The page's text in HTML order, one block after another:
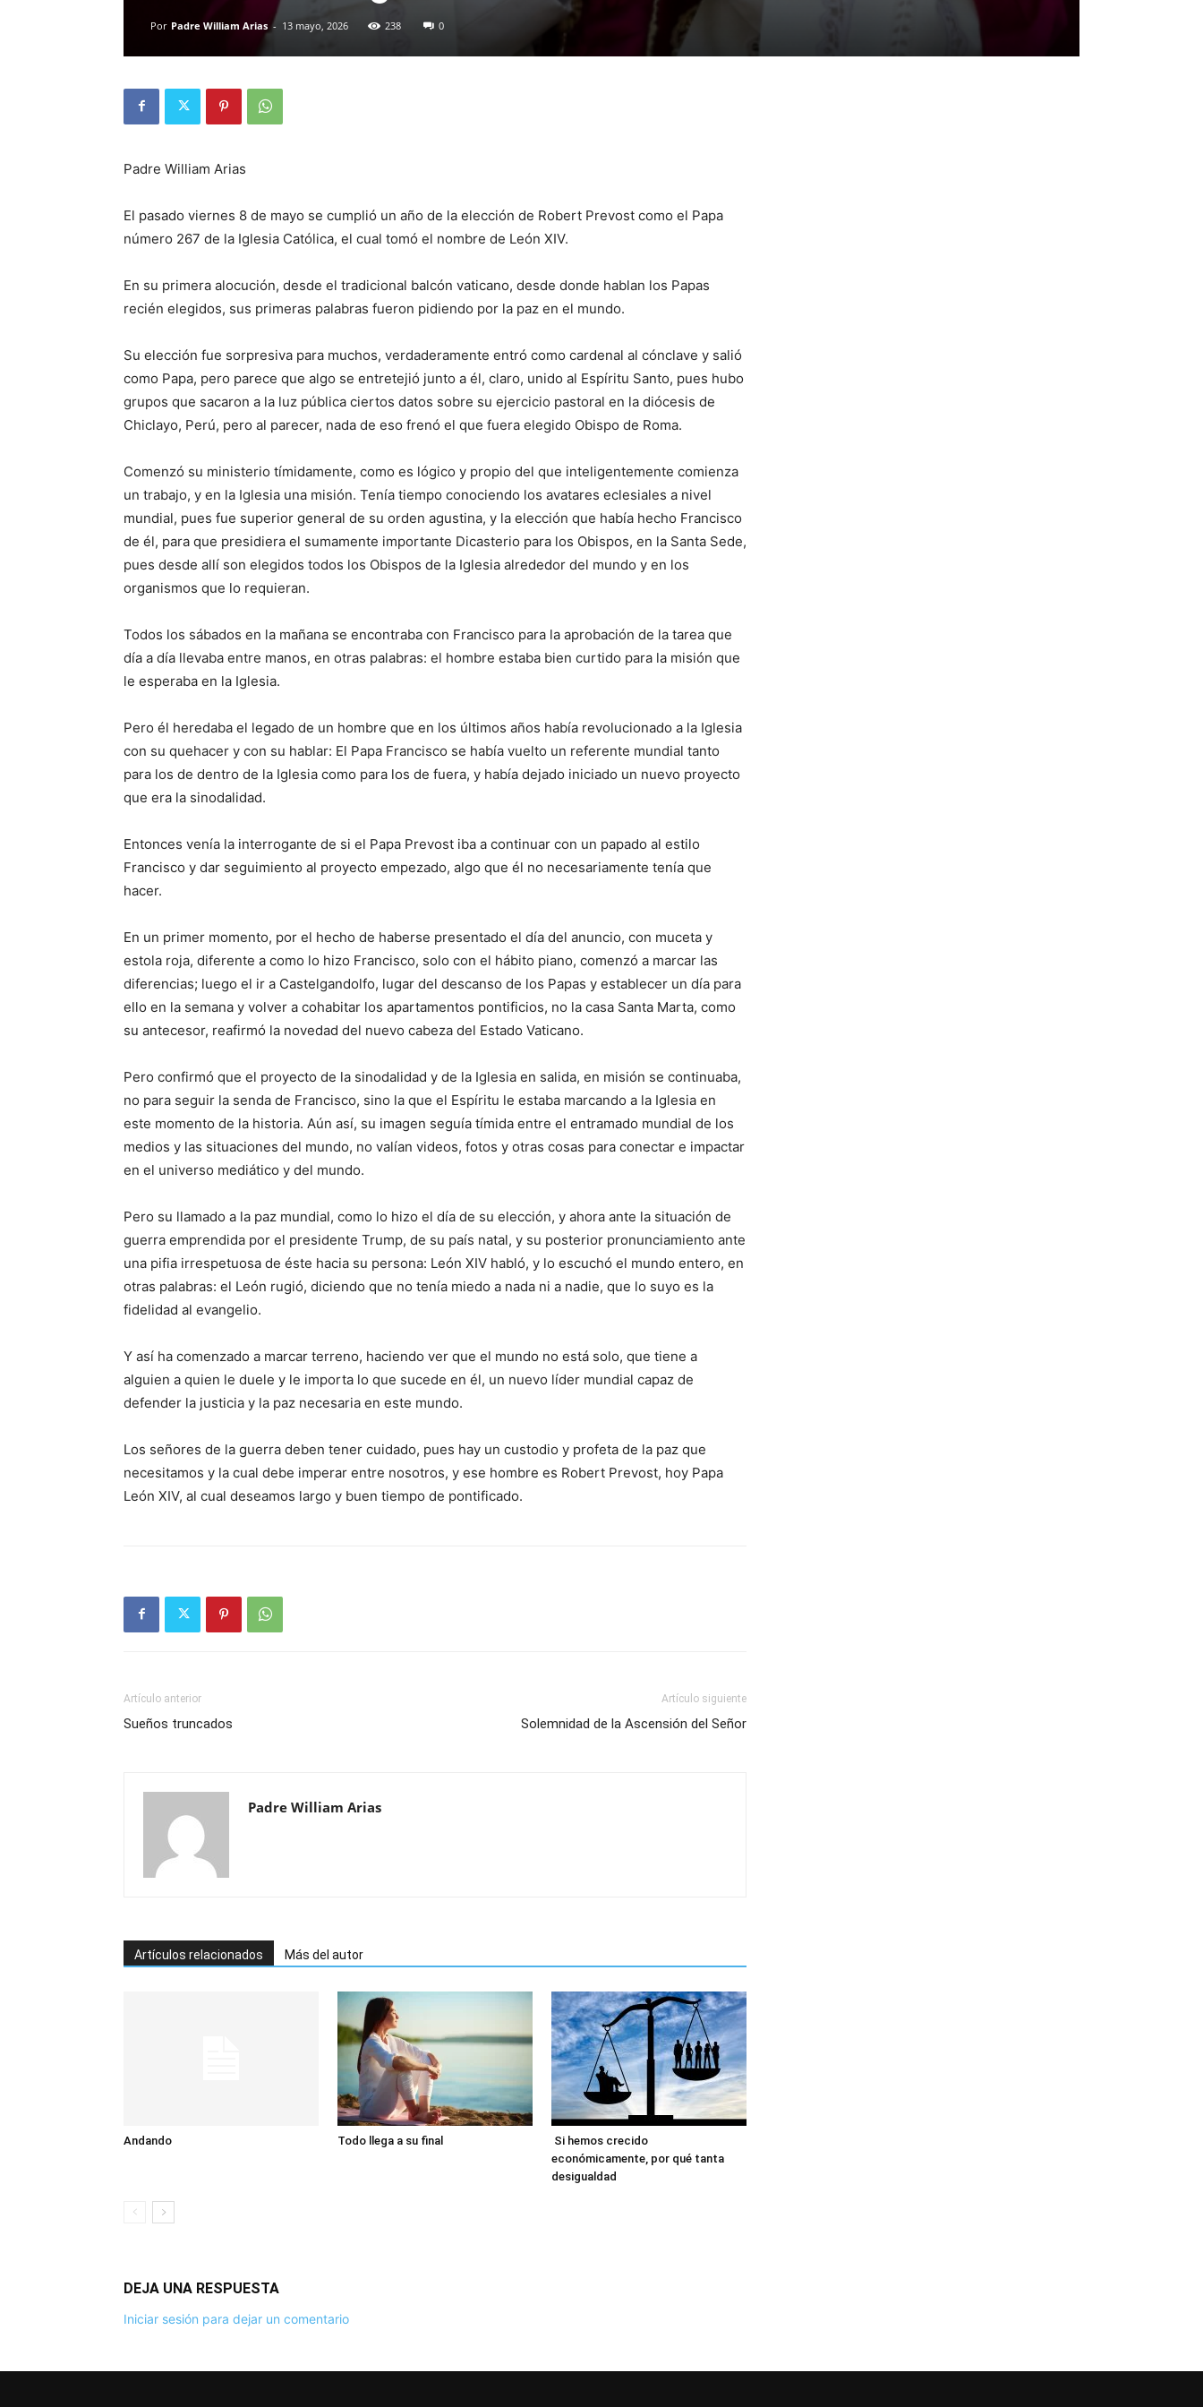
Por Padre William Arias - 13 mayo, 2026 238 0
Padre William Arias
El pasado viernes 8 de mayo se cumplió un año de la elección de Robert Prevost como el Papa
número 267 de la Iglesia Católica, el cual tomó el nombre de León XIV.
En su primera alocución, desde el tradicional balcón vaticano, desde donde hablan los Papas
recién elegidos, sus primeras palabras fueron pidiendo por la paz en el mundo.
Su elección fue sorpresiva para muchos, verdaderamente entró como cardenal al cónclave y salió
como Papa, pero parece que algo se entretejió junto a él, claro, unido al Espíritu Santo, pues hubo
grupos que sacaron a la luz pública ciertos datos sobre su ejercicio pastoral en la diócesis de
Chiclayo, Perú, pero al parecer, nada de eso frenó el que fuera elegido Obispo de Roma.
Comenzó su ministerio tímidamente, como es lógico y propio del que inteligentemente comienza
un trabajo, y en la Iglesia una misión. Tenía tiempo conociendo los avatares eclesiales a nivel
mundial, pues fue superior general de su orden agustina, y la elección que había hecho Francisco
de él, para que presidiera el sumamente importante Dicasterio para los Obispos, en la Santa Sede,
pues desde allí son elegidos todos los Obispos de la Iglesia alrededor del mundo y en los
organismos que lo requieran.
Todos los sábados en la mañana se encontraba con Francisco para la aprobación de la tarea que
día a día llevaba entre manos, en otras palabras: el hombre estaba bien curtido para la misión que
le esperaba en la Iglesia.
Pero él heredaba el legado de un hombre que en los últimos años había revolucionado a la Iglesia
con su quehacer y con su hablar: El Papa Francisco se había vuelto un referente mundial tanto
para los de dentro de la Iglesia como para los de fuera, y había dejado iniciado un nuevo proyecto
que era la sinodalidad.
Entonces venía la interrogante de si el Papa Prevost iba a continuar con un papado al estilo
Francisco y dar seguimiento al proyecto empezado, algo que él no necesariamente tenía que
hacer.
En un primer momento, por el hecho de haberse presentado el día del anuncio, con muceta y
estola roja, diferente a como lo hizo Francisco, solo con el hábito piano, comenzó a marcar las
diferencias; luego el ir a Castelgandolfo, lugar del descanso de los Papas y establecer un día para
ello en la semana y volver a cohabitar los apartamentos pontificios, no la casa Santa Marta, como
su antecesor, reafirmó la novedad del nuevo cabeza del Estado Vaticano.
Pero confirmó que el proyecto de la sinodalidad y de la Iglesia en salida, en misión se continuaba,
no para seguir la senda de Francisco, sino la que el Espíritu le estaba marcando a la Iglesia en
este momento de la historia. Aún así, su imagen seguía tímida entre el entramado mundial de los
medios y las situaciones del mundo, no valían videos, fotos y otras cosas para conectar e impactar
en el universo mediático y del mundo.
Pero su llamado a la paz mundial, como lo hizo el día de su elección, y ahora ante la situación de
guerra emprendida por el presidente Trump, de su país natal, y su posterior pronunciamiento ante
una pifia irrespetuosa de éste hacia su persona: León XIV habló, y lo escuchó el mundo entero, en
otras palabras: el León rugió, diciendo que no tenía miedo a nada ni a nadie, que lo suyo es la
fidelidad al evangelio.
Y así ha comenzado a marcar terreno, haciendo ver que el mundo no está solo, que tiene a
alguien a quien le duele y le importa lo que sucede en él, un nuevo líder mundial capaz de
defender la justicia y la paz necesaria en este mundo.
Los señores de la guerra deben tener cuidado, pues hay un custodio y profeta de la paz que
necesitamos y la cual debe imperar entre nosotros, y ese hombre es Robert Prevost, hoy Papa
León XIV, al cual deseamos largo y buen tiempo de pontificado.
Artículo anterior
Sueños truncados
Artículo siguiente
Solemnidad de la Ascensión del Señor
Padre William Arias
Artículos relacionados Más del autor
Andando Todo llega a su final
Si hemos crecido
económicamente, por qué tanta
desigualdad
DEJA UNA RESPUESTA
Iniciar sesión para dejar un comentario